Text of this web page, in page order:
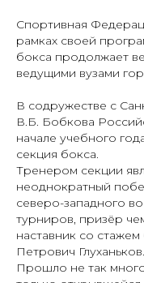
Спортивная
рамках своей
бокса продолжает
ведущими вузами
В содружестве с
В.Б. Бобкова
начале учебного
секция бокса.
Тренером секции
неоднократный
северо-западного
турниров, призёр
наставник со
Петрович Глуханьков.
Прошло не так